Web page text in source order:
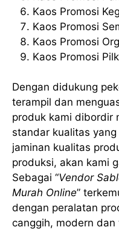
Kaos Promosi
Kaos Promosi
Kaos Promosi
Kaos Promosi
Dengan didukung
terampil dan
produk kami dibordir
standar kualitas
jaminan kualitas
produksi, akan kami
Sebagai “Vendor
Murah Online”
dengan peralatan
canggih, modern